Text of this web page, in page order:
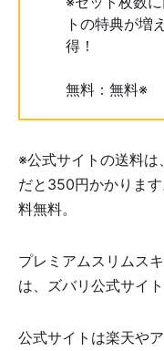
トの特典が増
得！
無料：無料※
※公式サイトの送料
だと350円かかりま
料無料。
プレミアムスリムス
は、ズバリ公式サイト
公式サイトは楽天や